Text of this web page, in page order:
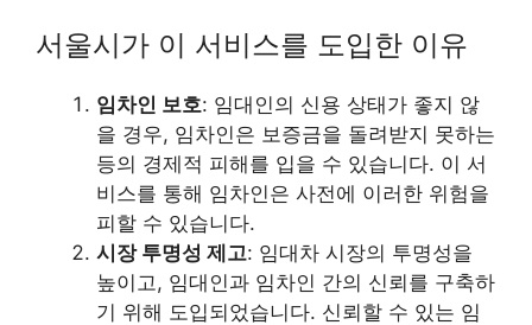
서울시가 이 서비스를 도입한 이유
임차인 보호: 임대인의 신용 상태가 좋지 않
을 경우, 임차인은 보증금을 돌려받지 못하는
등의 경제적 피해를 입을 수 있습니다. 이 서
비스를 통해 임차인은 사전에 이러한 위험을
피할 수 있습니다.
시장 투명성 제고: 임대차 시장의 투명성을
높이고, 임대인과 임차인 간의 신뢰를 구축하
기 위해 도입되었습니다. 신뢰할 수 있는 임